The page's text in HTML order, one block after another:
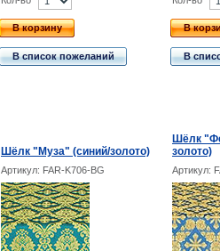
В корзину
В список пожеланий
В
В
Шёлк "Муза" (синий/золото)
Шёлк
золото)
Артикул: FAR-K706-BG Артикул: